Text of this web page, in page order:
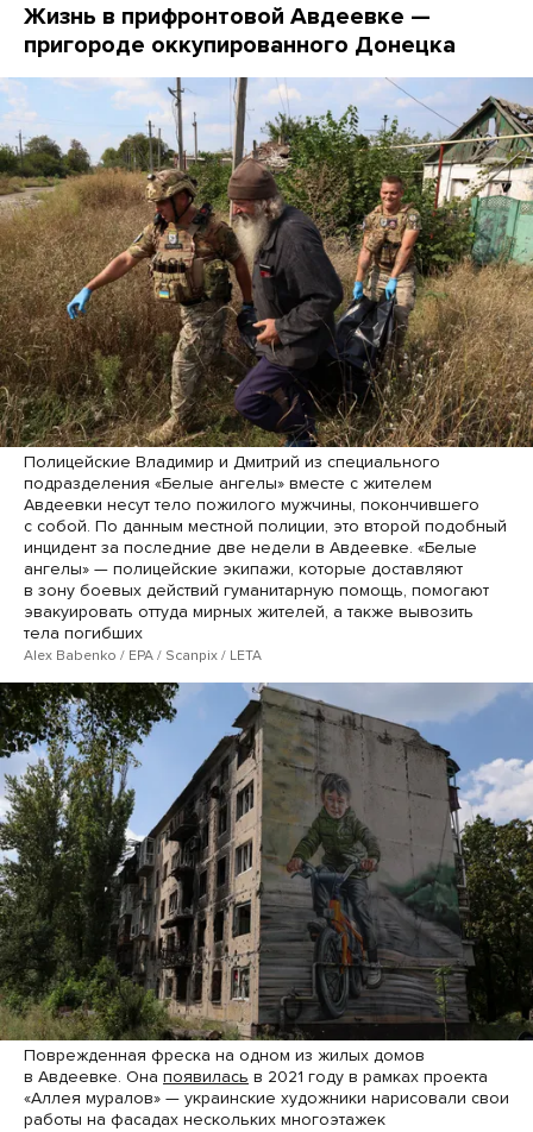
Жизнь в прифронтовой Авдеевке —
пригороде оккупированного Донецка
Полицейские Владимир и Дмитрий из специального
подразделения «Белые ангелы» вместе с жителем
Авдеевки несут тело пожилого мужчины, покончившего
с собой. По данным местной полиции, это второй подобный
инцидент за последние две недели в Авдеевке. «Белые
ангелы» — полицейские экипажи, которые доставляют
в зону боевых действий гуманитарную помощь, помогают
эвакуировать оттуда мирных жителей, а также вывозить
тела погибших
Alex Babenko / EPA / Scanpix / LETA
Поврежденная фреска на одном из жилых домов
в Авдеевке. Она появилась в 2021 году в рамках проекта
«Аллея муралов» — украинские художники нарисовали свои
работы на фасадах нескольких многоэтажек